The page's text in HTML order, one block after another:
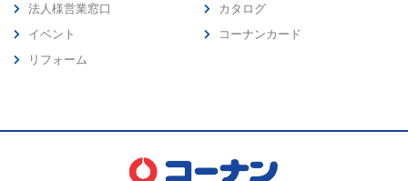
法人様営業窓口
イベント
リフォーム
カタログ
コーナンカード